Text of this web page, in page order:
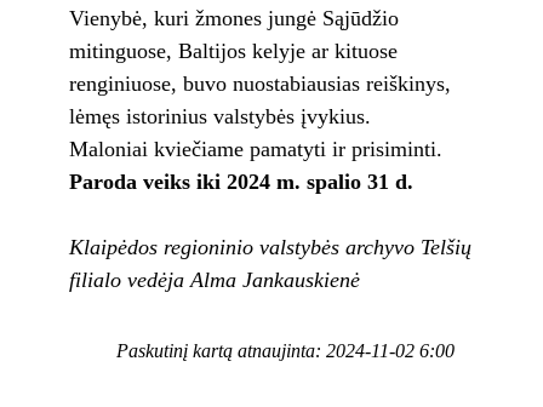
Vienybė, kuri žmones jungė Sąjūdžio
mitinguose, Baltijos kelyje ar kituose
renginiuose, buvo nuostabiausias reiškinys,
lėmęs istorinius valstybės įvykius.
Maloniai kviečiame pamatyti ir prisiminti.
Paroda veiks iki 2024 m. spalio 31 d.
Klaipėdos regioninio valstybės archyvo Telšių
filialo vedėja Alma Jankauskienė
Paskutinį kartą atnaujinta: 2024-11-02 6:00